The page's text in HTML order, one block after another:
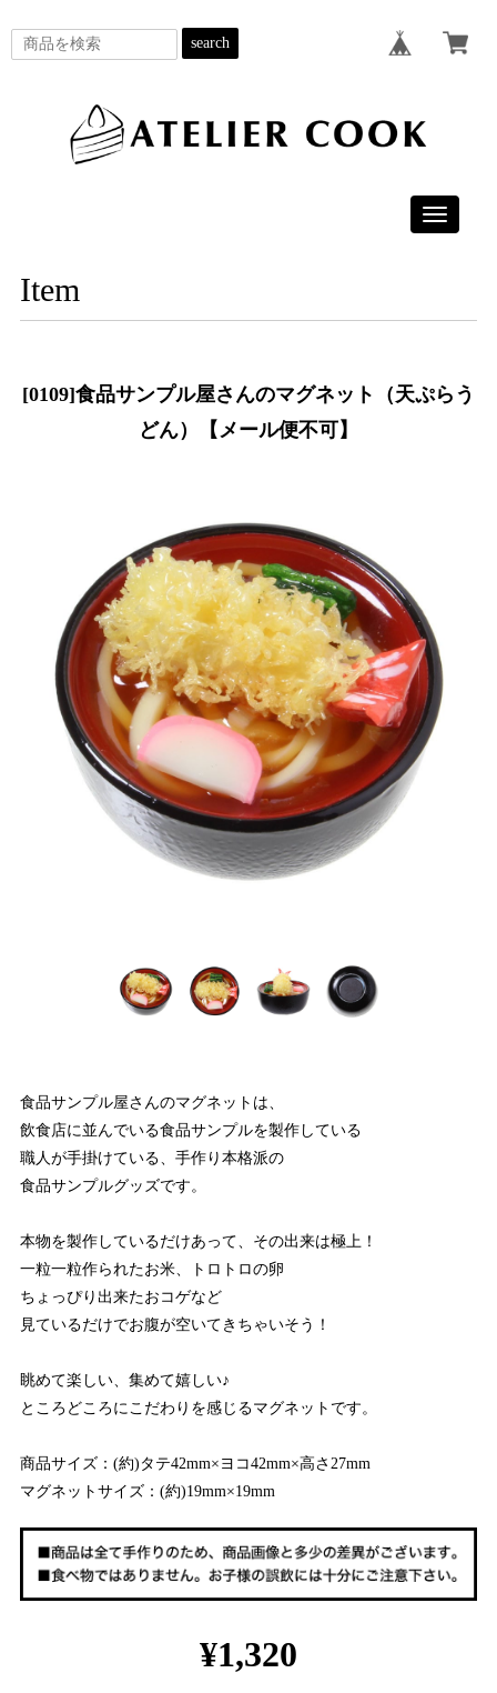
search
Toggle
Item
[0109]食品サンプル屋さんのマグネット（天ぷらう
どん）【メール便不可】
食品サンプル屋さんのマグネットは、
飲食店に並んでいる食品サンプルを製作している
職人が手掛けている、手作り本格派の
食品サンプルグッズです。
本物を製作しているだけあって、その出来は極上！
一粒一粒作られたお米、トロトロの卵
ちょっぴり出来たおコゲなど
見ているだけでお腹が空いてきちゃいそう！
眺めて楽しい、集めて嬉しい♪
ところどころにこだわりを感じるマグネットです。
商品サイズ：(約)タテ42mm×ヨコ42mm×高さ27mm
マグネットサイズ：(約)19mm×19mm
¥1,320